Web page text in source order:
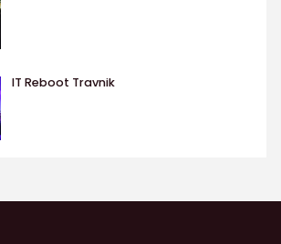
IT Reboot Travnik